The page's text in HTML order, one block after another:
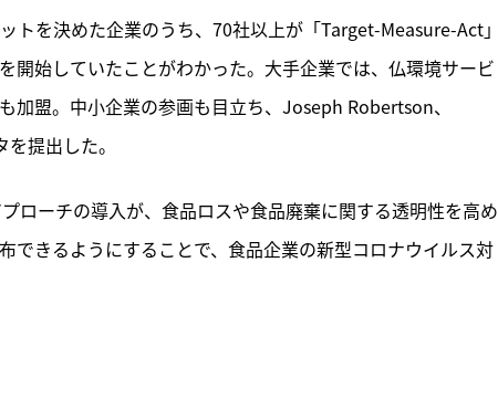
を決めた企業のうち、70社以上が「Target-Measure-Act」
開始していたことがわかった。大手企業では、仏環境サービ
加盟。中小企業の参画も目立ち、Joseph Robertson、
提出した。
ーチの導入が、食品ロスや食品廃棄に関する透明性を高め
できるようにすることで、食品企業の新型コロナウイルス対